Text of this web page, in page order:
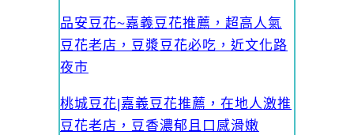
品安豆花~嘉義豆花推薦，超高人氣
豆花老店，豆漿豆花必吃，近文化路
夜市
桃城豆花|嘉義豆花推薦，在地人激推
豆花老店，豆香濃郁且口感滑嫩